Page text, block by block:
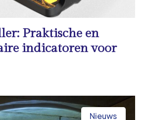
Praktische en
indicatoren voor
Nieuws